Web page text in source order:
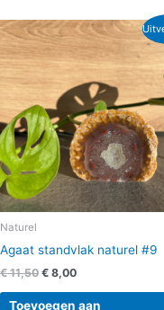
Naturel
Agaat standvlak naturel #9
€11,50
Oorspronkelijke
prijs
€ 11,50.
€ 8,00
Huidige
prijs
€ 8,00.
Toevoegen aan